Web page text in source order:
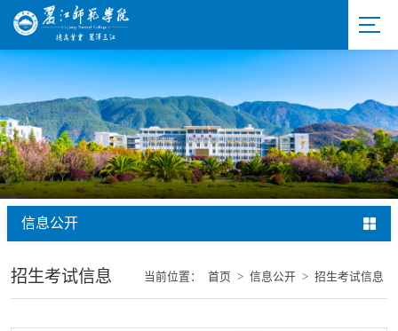
信息公开
招生考试信息 当前位置： 首页 > 信息公开 > 招生考试信息